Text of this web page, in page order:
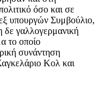
όσο και σε
υπουργών Συμβούλιο,
δε γαλλογερμανική
το οποίο
συνάντηση
Κολ και